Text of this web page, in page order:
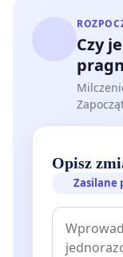
Czy
Opisz
Zasilane